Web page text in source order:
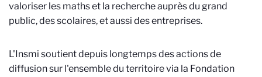
valoriser les maths et la recherche auprès du grand
public, des scolaires, et aussi des entreprises.
L'Insmi soutient depuis longtemps des actions de
diffusion sur l'ensemble du territoire via la Fondation